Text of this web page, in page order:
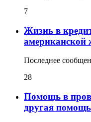
7
Жизнь в
американской
Последнее
28
Помощь в
другая